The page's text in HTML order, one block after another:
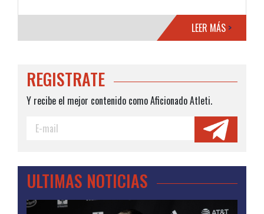
REGISTRATE
Y recibe el mejor contenido como Aficionado Atleti.
ULTIMAS NOTICIAS
LEER MÁS >